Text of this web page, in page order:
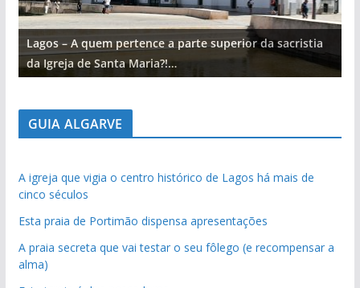
Lagos – A quem pertence a parte superior da sacristia
da Igreja de Santa Maria?!…
GUIA ALGARVE
A igreja que vigia o centro histórico de Lagos há mais de
cinco séculos
Esta praia de Portimão dispensa apresentações
A praia secreta que vai testar o seu fôlego (e recompensar a
alma)